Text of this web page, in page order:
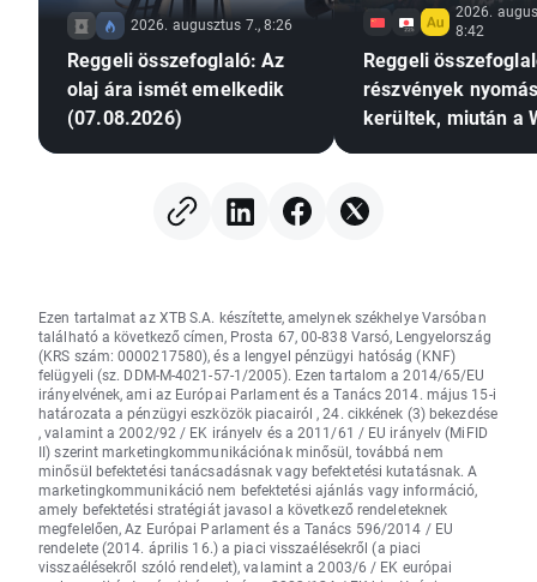
2026. augusztus 7., 8:26
Reggeli összefoglaló: Az
olaj ára ismét emelkedik
(07.08.2026)
2026.
8:42
Reggeli
részvények
kerültek, miután a
került sor; a
Ezen tartalmat az XTB S.A. készítette, amelynek székhelye Varsóban
található a következő címen, Prosta 67, 00-838 Varsó, Lengyelország
(KRS szám: 0000217580), és a lengyel pénzügyi hatóság (KNF)
felügyeli (sz. DDM-M-4021-57-1/2005). Ezen tartalom a 2014/65/EU
irányelvének, ami az Európai Parlament és a Tanács 2014. május 15-i
határozata a pénzügyi eszközök piacairól , 24. cikkének (3) bekezdése
, valamint a 2002/92 / EK irányelv és a 2011/61 / EU irányelv (MiFID
II) szerint marketingkommunikációnak minősül, továbbá nem
minősül befektetési tanácsadásnak vagy befektetési kutatásnak. A
marketingkommunikáció nem befektetési ajánlás vagy információ,
amely befektetési stratégiát javasol a következő rendeleteknek
megfelelően, Az Európai Parlament és a Tanács 596/2014 / EU
rendelete (2014. április 16.) a piaci visszaélésekről (a piaci
visszaélésekről szóló rendelet), valamint a 2003/6 / EK európai